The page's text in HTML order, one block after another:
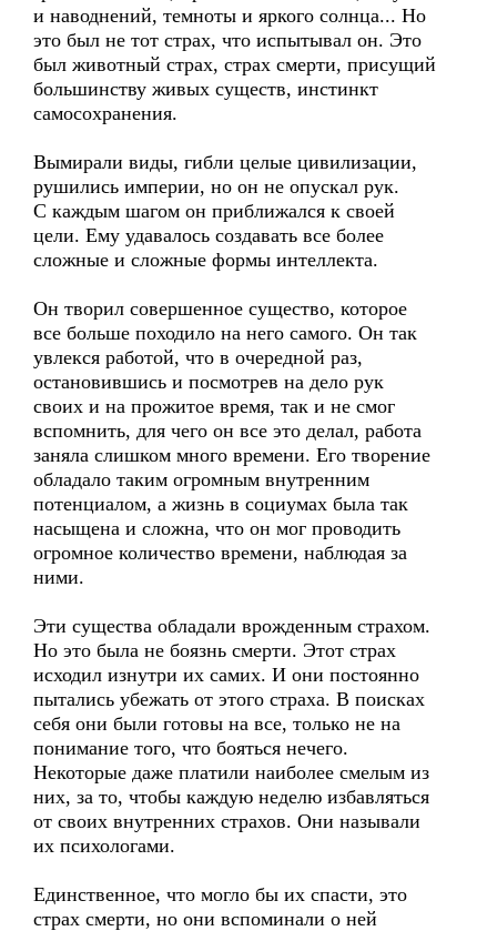
и наводнений, темноты и яркого солнца... Но
это был не тот страх, что испытывал он. Это
был животный страх, страх смерти, присущий
большинству живых существ, инстинкт
самосохранения.
Вымирали виды, гибли целые цивилизации,
рушились империи, но он не опускал рук.
С каждым шагом он приближался к своей
цели. Ему удавалось создавать все более
сложные и сложные формы интеллекта.
Он творил совершенное существо, которое
все больше походило на него самого. Он так
увлекся работой, что в очередной раз,
остановившись и посмотрев на дело рук
своих и на прожитое время, так и не смог
вспомнить, для чего он все это делал, работа
заняла слишком много времени. Его творение
обладало таким огромным внутренним
потенциалом, а жизнь в социумах была так
насыщена и сложна, что он мог проводить
огромное количество времени, наблюдая за
ними.
Эти существа обладали врожденным страхом.
Но это была не боязнь смерти. Этот страх
исходил изнутри их самих. И они постоянно
пытались убежать от этого страха. В поисках
себя они были готовы на все, только не на
понимание того, что бояться нечего.
Некоторые даже платили наиболее смелым из
них, за то, чтобы каждую неделю избавляться
от своих внутренних страхов. Они называли
их психологами.
Единственное, что могло бы их спасти, это
страх смерти, но они вспоминали о ней